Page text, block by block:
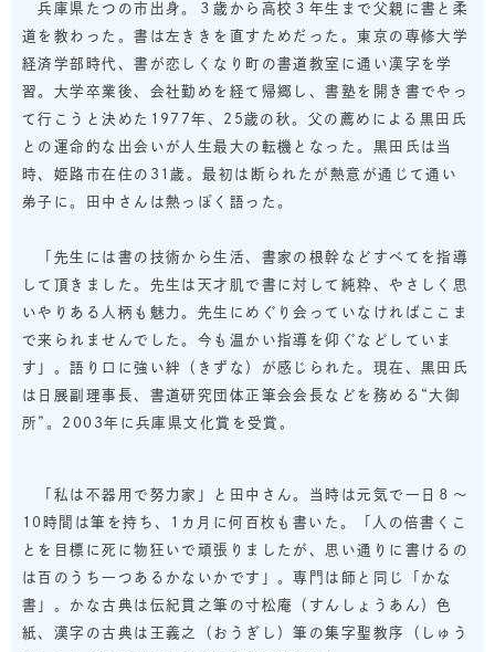
兵庫県たつの市出身。３歳から高校３年生まで父親に書と柔
道を教わった。書は左ききを直すためだった。東京の専修大学
経済学部時代、書が恋しくなり町の書道教室に通い漢字を学
習。大学卒業後、会社勤めを経て帰郷し、書塾を開き書でやっ
て行こうと決めた1977年、25歳の秋。父の薦めによる黒田氏
との運命的な出会いが人生最大の転機となった。黒田氏は当
時、姫路市在住の31歳。最初は断られたが熱意が通じて通い
弟子に。田中さんは熱っぽく語った。
「先生には書の技術から生活、書家の根幹などすべてを指導
して頂きました。先生は天才肌で書に対して純粋、やさしく思
いやりある人柄も魅力。先生にめぐり会っていなければここま
で来られませんでした。今も温かい指導を仰ぐなどしていま
す」。語り口に強い絆
（きずな）が感じられた。現在、黒田氏
は日展副理事長、書道研究団体正筆会会長などを務める“大御
所”。2003年に兵庫県文化賞を受賞。
「私は不器用で努力家」と田中さん。当時は元気で一日８～
10時間は筆を持ち、1カ月に何百枚も書いた。「人の倍書くこ
とを目標に死に物狂いで頑張りましたが、思い通りに書けるの
は百のうち一つあるかないかです」。専門は師と同じ「かな
書」。かな古典は伝紀貫之筆の寸松庵
（すんしょうあん）色
紙、漢字の古典は 王義之 （おうぎし）筆の集字聖教序
（しゅう